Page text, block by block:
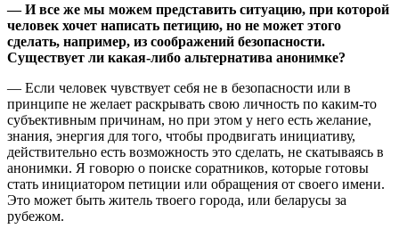
— И все же мы можем представить ситуацию, при которой
человек хочет написать петицию, но не может этого
сделать, например, из соображений безопасности.
Существует ли какая-либо альтернатива анонимке?
— Если человек чувствует себя не в безопасности или в
принципе не желает раскрывать свою личность по каким-то
субъективным причинам, но при этом у него есть желание,
знания, энергия для того, чтобы продвигать инициативу,
действительно есть возможность это сделать, не скатываясь в
анонимки. Я говорю о поиске соратников, которые готовы
стать инициатором петиции или обращения от своего имени.
Это может быть житель твоего города, или беларусы за
рубежом.